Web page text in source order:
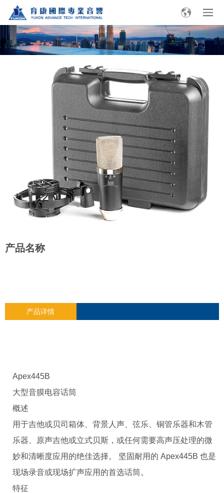
产品名称
产品详情
Apex445B
大型音膜电容话筒
概述
用于吉他或贝司箱体、背景人声、弦乐、铜管乐器和木管
乐器、原声吉他或立式贝斯，或任何需要高声压处理的微
妙和清晰度应用的绝佳选择。 坚固耐用的 Apex445B 也是
现场录音或现场扩声应用的首选话筒。
特征